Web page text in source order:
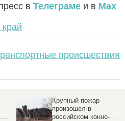
в Телеграме и в Max
происшествия
Крупный пожар
произошел в
российском конно-